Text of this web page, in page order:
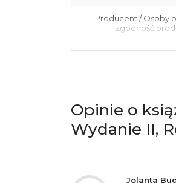
Producent / Osoby
zgodność
Opinie o
Wydanie II,
Jolanta